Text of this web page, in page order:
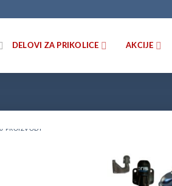
DELOVI ZA PRIKOLICE AKCIJE
6 PROIZVODI